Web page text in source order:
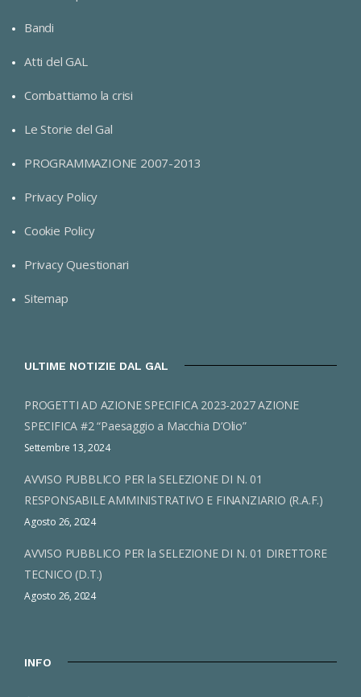
Bandi
Atti del GAL
Combattiamo la crisi
Le Storie del Gal
PROGRAMMAZIONE 2007-2013
Privacy Policy
Cookie Policy
Privacy Questionari
Sitemap
ULTIME NOTIZIE DAL GAL
PROGETTI AD AZIONE SPECIFICA 2023-2027 AZIONE
SPECIFICA #2 “Paesaggio a Macchia D’Olio”
Settembre 13, 2024
AVVISO PUBBLICO PER la SELEZIONE DI N. 01
RESPONSABILE AMMINISTRATIVO E FINANZIARIO (R.A.F.)
Agosto 26, 2024
AVVISO PUBBLICO PER la SELEZIONE DI N. 01 DIRETTORE
TECNICO (D.T.)
Agosto 26, 2024
INFO